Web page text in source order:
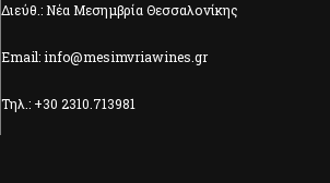
Διεύθ.: Νέα Μεσημβρία Θεσσαλονίκης
Email: info@mesimvriawines.gr
Τηλ.: +30 2310.713981